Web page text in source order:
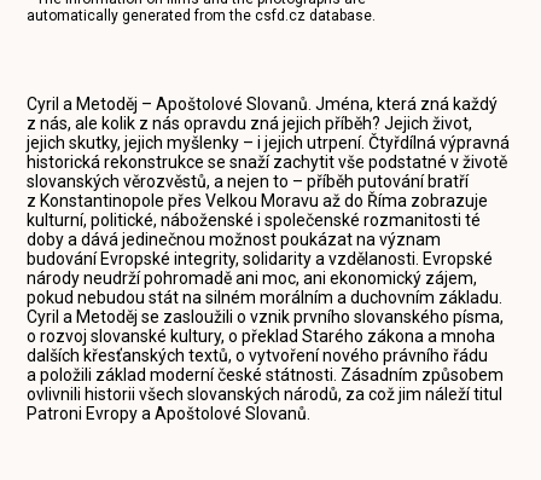
automatically generated from thecsfd.cz database.
Cyril a Metoděj – Apoštolové Slovanů. Jména, která zná každý
z nás, ale kolik z nás opravdu zná jejich příběh? Jejich život,
jejich skutky, jejich myšlenky – i jejich utrpení. Čtyřdílná výpravná
historická rekonstrukce se snaží zachytit vše podstatné v životě
slovanských věrozvěstů, a nejen to – příběh putování bratří
z Konstantinopole přes Velkou Moravu až do Říma zobrazuje
kulturní, politické, náboženské i společenské rozmanitosti té
doby a dává jedinečnou možnost poukázat na význam
budování Evropské integrity, solidarity a vzdělanosti. Evropské
národy neudrží pohromadě ani moc, ani ekonomický zájem,
pokud nebudou stát na silném morálním a duchovním základu.
Cyril a Metoděj se zasloužili o vznik prvního slovanského písma,
o rozvoj slovanské kultury, o překlad Starého zákona a mnoha
dalších křesťanských textů, o vytvoření nového právního řádu
a položili základ moderní české státnosti. Zásadním způsobem
ovlivnili historii všech slovanských národů, za což jim náleží titul
Patroni Evropy a Apoštolové Slovanů.